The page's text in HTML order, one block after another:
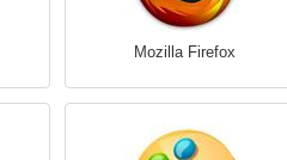
Mozilla Firefox